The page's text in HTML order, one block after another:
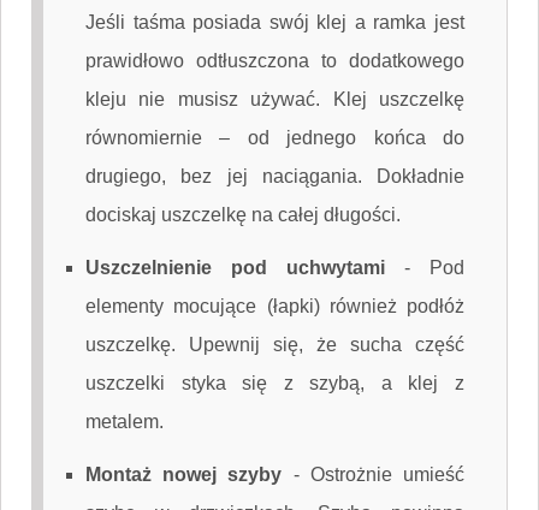
Jeśli taśma posiada swój klej a ramka jest
prawidłowo odtłuszczona to dodatkowego
kleju nie musisz używać. Klej uszczelkę
równomiernie – od jednego końca do
drugiego, bez jej naciągania. Dokładnie
dociskaj uszczelkę na całej długości.
Uszczelnienie pod uchwytami -
Pod
elementy mocujące (łapki) również podłóż
uszczelkę. Upewnij się, że sucha część
uszczelki styka się z szybą, a klej z
metalem.
Montaż nowej szyby - Ostrożnie umieść